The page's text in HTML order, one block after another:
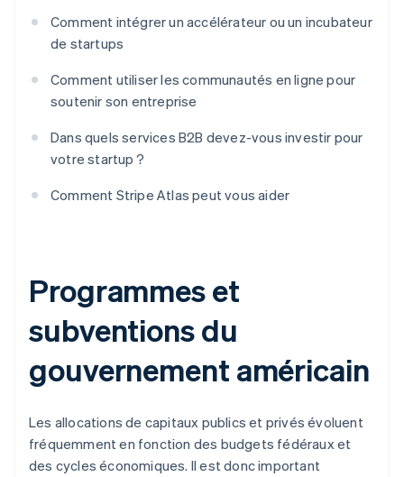
Comment intégrer un accélérateur ou un incubateur
de startups
Comment utiliser les communautés en ligne pour
soutenir son entreprise
Dans quels services B2B devez-vous investir pour
votre startup ?
Comment Stripe Atlas peut vous aider
Programmes et
subventions du
gouvernement américain
Les allocations de capitaux publics et privés évoluent
fréquemment en fonction des budgets fédéraux et
des cycles économiques. Il est donc important